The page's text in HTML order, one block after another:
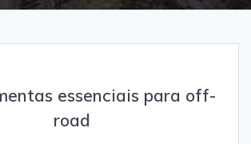
essenciais para off-
road